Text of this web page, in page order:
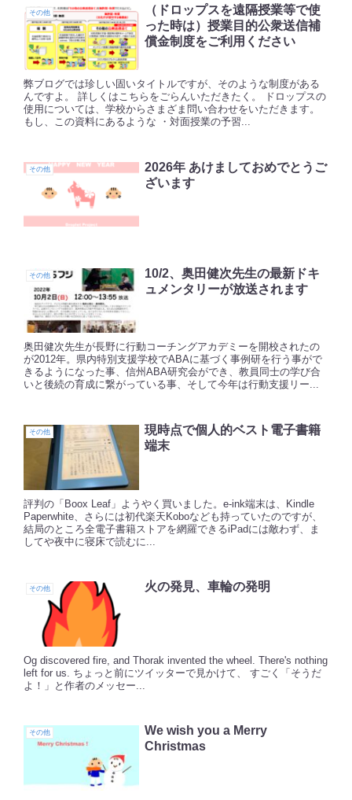
その他
（ドロップスを遠隔授業等で使
った時は）授業目的公衆送信補
償金制度をご利用ください
弊ブログでは珍しい固いタイトルですが、そのような制度がある
んですよ。 詳しくはこちらをごらんいただきたく。 ドロップスの
使用については、学校からさまざま問い合わせをいただきます。
もし、この資料にあるような ・対面授業の予習...
その他
2026年 あけましておめでとうご
ざいます
その他
10/2、奥田健次先生の最新ドキ
ュメンタリーが放送されます
奥田健次先生が長野に行動コーチングアカデミーを開校されたの
が2012年。県内特別支援学校でABAに基づく事例研を行う事がで
きるようになった事、信州ABA研究会ができ、教員同士の学び合
いと後続の育成に繋がっている事、そして今年は行動支援リー...
その他
現時点で個人的ベスト電子書籍
端末
評判の「Boox Leaf」ようやく買いました。e-ink端末は、Kindle
Paperwhite、さらには初代楽天Koboなども持っていたのですが、
結局のところ全電子書籍ストアを網羅できるiPadには敵わず、ま
してや夜中に寝床で読むに...
その他 火の発見、車輪の発明
Og discovered fire, and Thorak invented the wheel. There's nothing
left for us. ちょっと前にツイッターで見かけて、 すごく「そうだ
よ！」と作者のメッセー...
その他
We wish you a Merry
Christmas